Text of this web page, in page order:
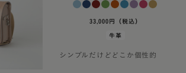
33,000円（税込）
牛革
シンプルだけどどこか個性的